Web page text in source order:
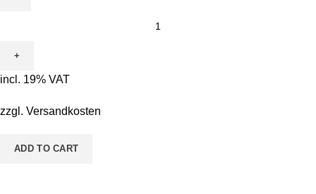
Ausmalen
-
Perry
quantity
incl. 19% VAT
zzgl. Versandkosten
ADD TO CART